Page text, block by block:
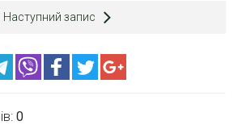
Наступний запис
0